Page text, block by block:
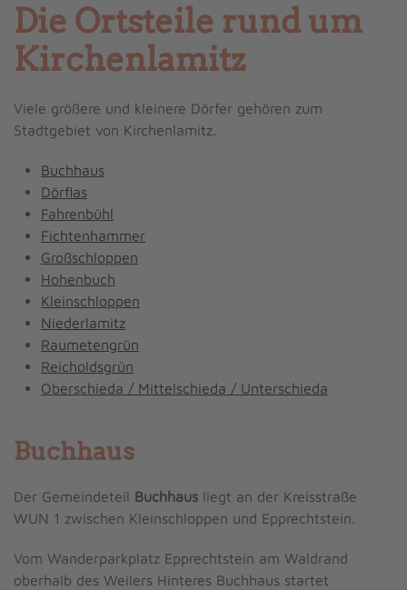
Die Ortsteile rund um
Kirchenlamitz
Viele größere und kleinere Dörfer gehören zum
Stadtgebiet von Kirchenlamitz.
Buchhaus
Dörflas
Fahrenbühl
Fichtenhammer
Großschloppen
Hohenbuch
Kleinschloppen
Niederlamitz
Raumetengrün
Reicholdsgrün
Oberschieda / Mittelschieda / Unterschieda
Buchhaus
Der Gemeindeteil Buchhaus liegt an der Kreisstraße
WUN 1 zwischen Kleinschloppen und Epprechtstein.
Vom Wanderparkplatz Epprechtstein am Waldrand
oberhalb des Weilers Hinteres Buchhaus startet